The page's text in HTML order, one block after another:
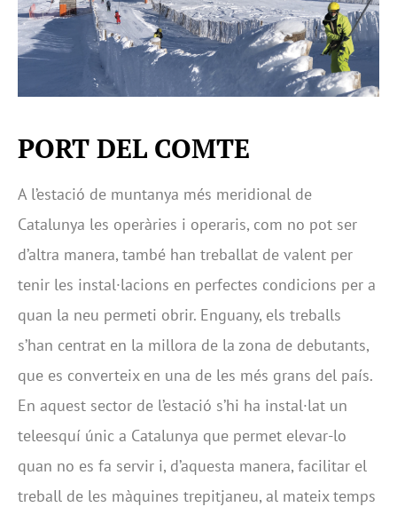
PORT DEL COMTE
A l’estació de muntanya més meridional de
Catalunya les operàries i operaris, com no pot ser
d’altra manera, també han treballat de valent per
tenir les instal·lacions en perfectes condicions per a
quan la neu permeti obrir. Enguany, els treballs
s’han centrat en la millora de la zona de debutants,
que es converteix en una de les més grans del país.
En aquest sector de l’estació s’hi ha instal·lat un
teleesquí únic a Catalunya que permet elevar-lo
quan no es fa servir i, d’aquesta manera, facilitar el
treball de les màquines trepitjaneu, al mateix temps